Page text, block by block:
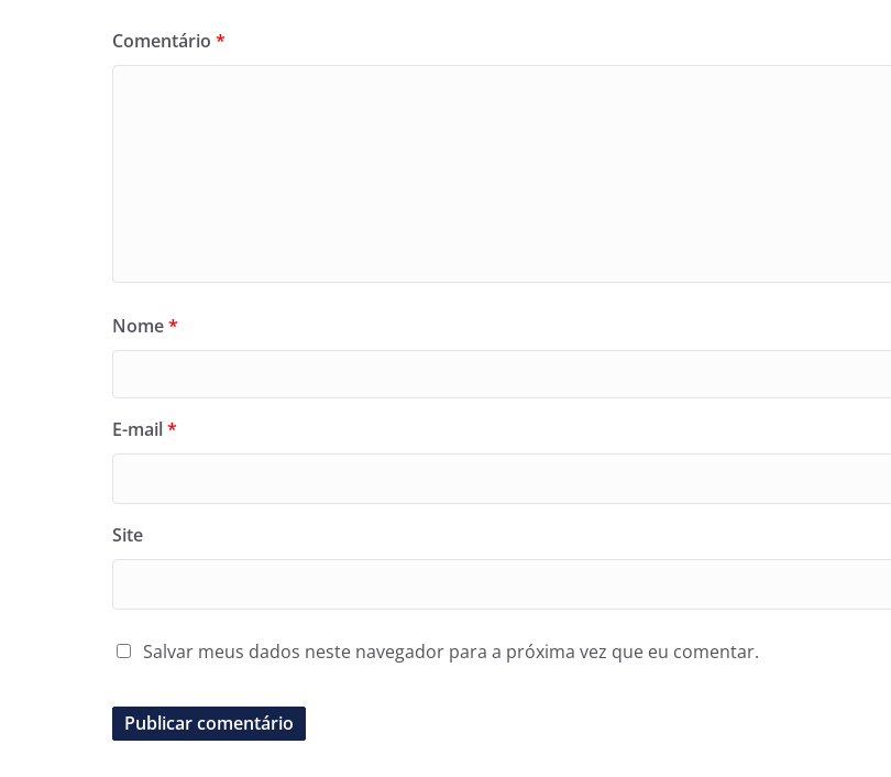
Comentário *
Nome*
E-mail*
Site
Salvar meus dados neste navegador para a próxima vez que eu comentar.